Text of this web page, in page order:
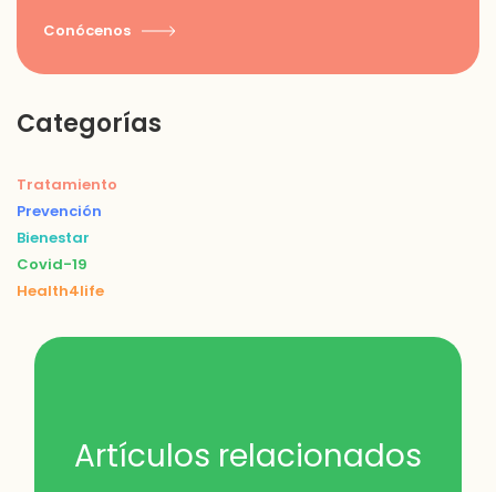
Conócenos
Categorías
Tratamiento
Prevención
Bienestar
Covid-19
Health4life
Artículos relacionados